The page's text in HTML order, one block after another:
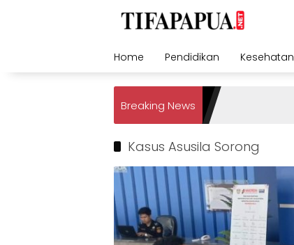
Home Pendidikan Kesehatan
Breaking News
Kasus Asusila Sorong